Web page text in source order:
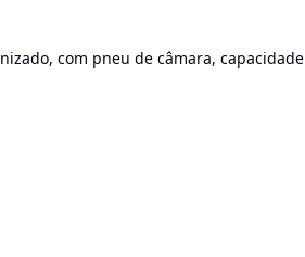
com pneu de câmara, capacidade